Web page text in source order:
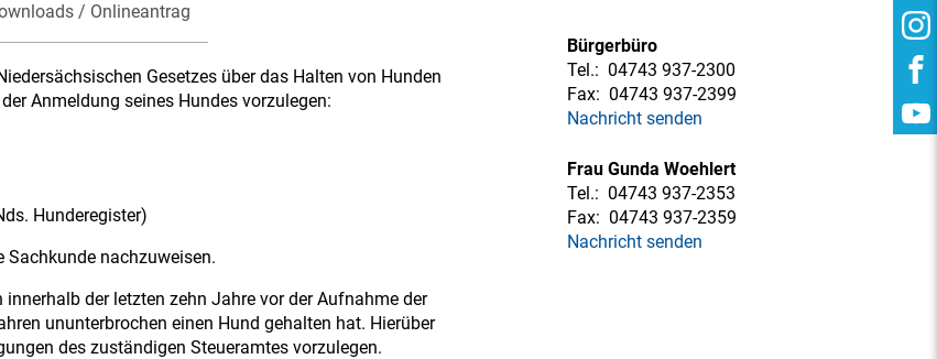
/ Onlineantrag
Gesetzes über das Halten von Hunden
Anmeldung seines Hundes vorzulegen:
Hunderegister)
Sachkunde nachzuweisen.
der letzten zehn Jahre vor der Aufnahme der
ununterbrochen einen Hund gehalten hat. Hierüber
des zuständigen Steueramtes vorzulegen.
Bürgerbüro
Tel.: 04743 937-2300
Fax: 04743 937-2399
Nachricht senden
Frau Gunda Woehlert
Tel.: 04743 937-2353
Fax: 04743 937-2359
Nachricht senden